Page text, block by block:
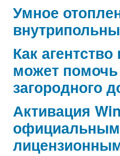
Умное
Как
может
загородного
Активация